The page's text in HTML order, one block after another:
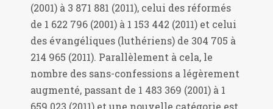
(2001) à 3 871 881 (2011), celui des réformés
de 1 622 796 (2001) à 1 153 442 (2011) et celui
des évangéliques (luthériens) de 304 705 à
214 965 (2011). Parallèlement à cela, le
nombre des sans-confessions a légèrement
augmenté, passant de 1 483 369 (2001) à 1
659 023 (2011) et une nouvelle catégorie est